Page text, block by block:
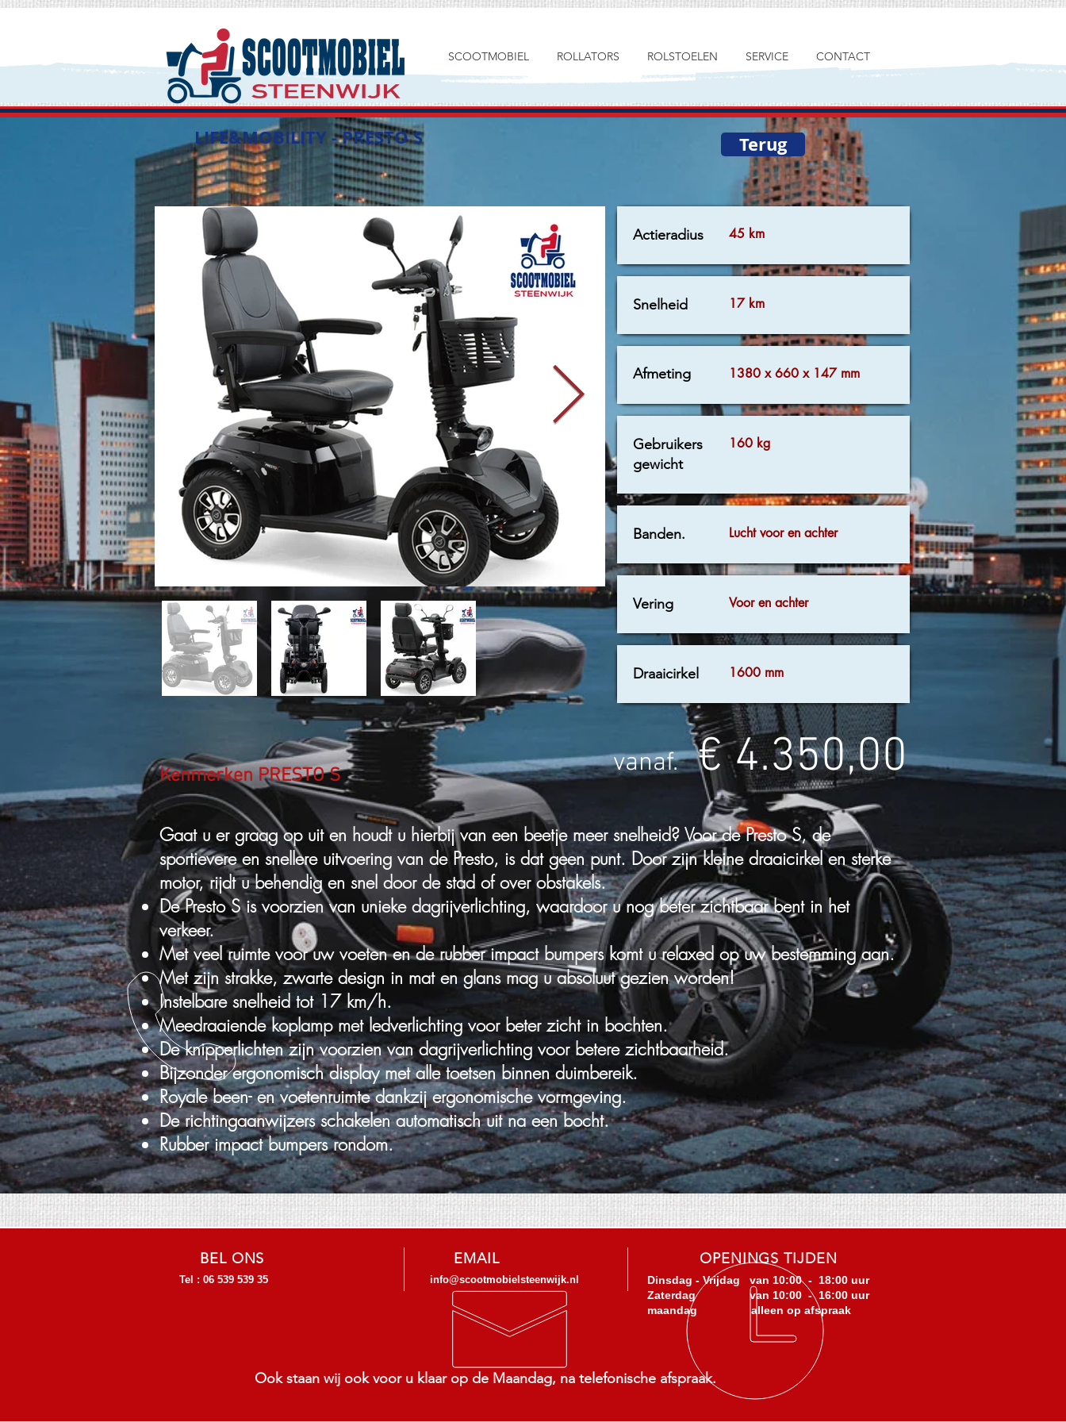
SCOOTMOBIEL ROLLATORS ROLSTOELEN SERVICE CONTACT
LIFE&MOBILITY - PRESTO S Terug
Prijs € 4900,-
45 km
Actieradius
17 km
Snelheid
1380 x 660 x 147 mm
Afmeting
160 kg
Gebruikers
gewicht
Lucht voor en achter
Banden.
Voor en achter
Vering
1600 mm
Draaicirkel
vanaf.€ 4.350,00
Kenmerken PRESTO S
Gaat u er graag op uit en houdt u hierbij van een beetje meer snelheid? Voor de Presto S, de
sportievere en snellere uitvoering van de Presto, is dat geen punt. Door zijn kleine draaicirkel en sterke
motor, rijdt u behendig en snel door de stad of over obstakels.
De Presto S is voorzien van unieke dagrijverlichting, waardoor u nog beter zichtbaar bent in het
verkeer.
Met veel ruimte voor uw voeten en de rubber impact bumpers komt u relaxed op uw bestemming aan.
Met zijn strakke, zwarte design in mat en glans mag u absoluut gezien worden!
Instelbare snelheid tot 17 km/h.
Meedraaiende koplamp met ledverlichting voor beter zicht in bochten.
De knipperlichten zijn voorzien van dagrijverlichting voor betere zichtbaarheid.
Bijzonder ergonomisch display met alle toetsen binnen duimbereik.
Royale been- en voetenruimte dankzij ergonomische vormgeving.
De richtingaanwijzers schakelen automatisch uit na een bocht.
Rubber impact bumpers rondom.
BEL ONS
Tel : 06 539 539 35
EMAIL
info@scootmobielsteenwijk.nl
OPENINGS TIJDEN
Dinsdag - Vrijdag van 10:00 - 18:00 uur
Zaterdag van 10:00 - 16:00 uur
maandag alleen op afspraak
Ook staan wij ook voor u klaar op de Maandag, na telefonische afspraak.